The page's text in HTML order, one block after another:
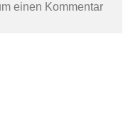
einen Kommentar